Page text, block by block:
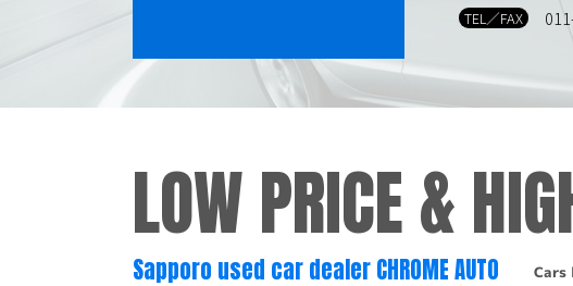
当社の「個人情報の取扱い」に関するお問い
〒002-0865 札幌市北区屯田町740
TEL／011-790-7766FAX／011-790-6818
E-mail：info@chromeauto.co.jp
TEL／FAX
LOW PRICE &
Sapporo used car dealer CHROME AUTO Cars